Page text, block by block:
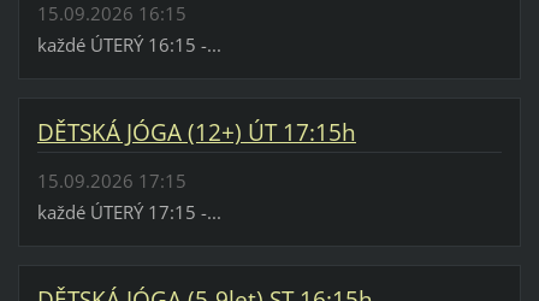
15.09.2026 16:15
každé ÚTERÝ 16:15 -...
DĚTSKÁ JÓGA (12+) ÚT 17:15h
15.09.2026 17:15
každé ÚTERÝ 17:15 -...